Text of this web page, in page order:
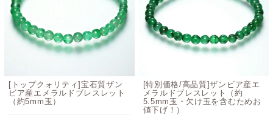
[トップクォリティ]宝石質ザン
ビア産エメラルドブレスレット
（約5mm玉）
[特別価格/高品質]ザンビア産エ
メラルドブレスレット（約
5.5mm玉・欠け玉を含むためお
値下げ！）